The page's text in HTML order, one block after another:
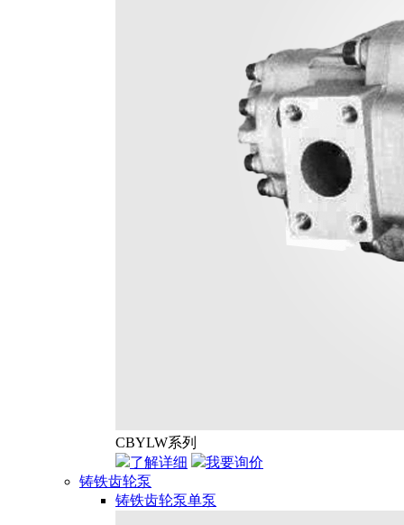
CBYLW系列
了解详细
我要询价
铸铁齿轮泵
铸铁齿轮泵单泵